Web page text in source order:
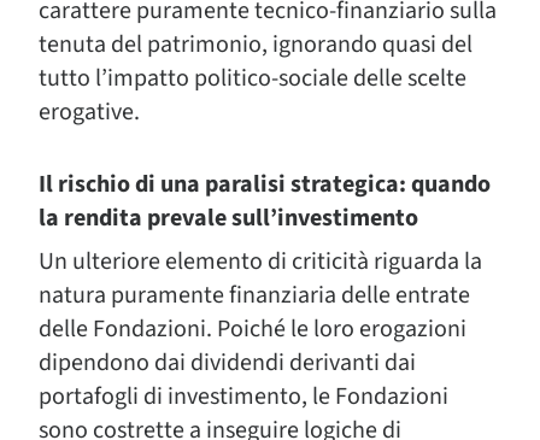
carattere puramente tecnico-finanziario sulla
tenuta del patrimonio, ignorando quasi del
tutto l’impatto politico-sociale delle scelte
erogative.
Il rischio di una paralisi strategica: quando
la rendita prevale sull’investimento
Un ulteriore elemento di criticità riguarda la
natura puramente finanziaria delle entrate
delle Fondazioni. Poiché le loro erogazioni
dipendono dai dividendi derivanti dai
portafogli di investimento, le Fondazioni
sono costrette a inseguire logiche di